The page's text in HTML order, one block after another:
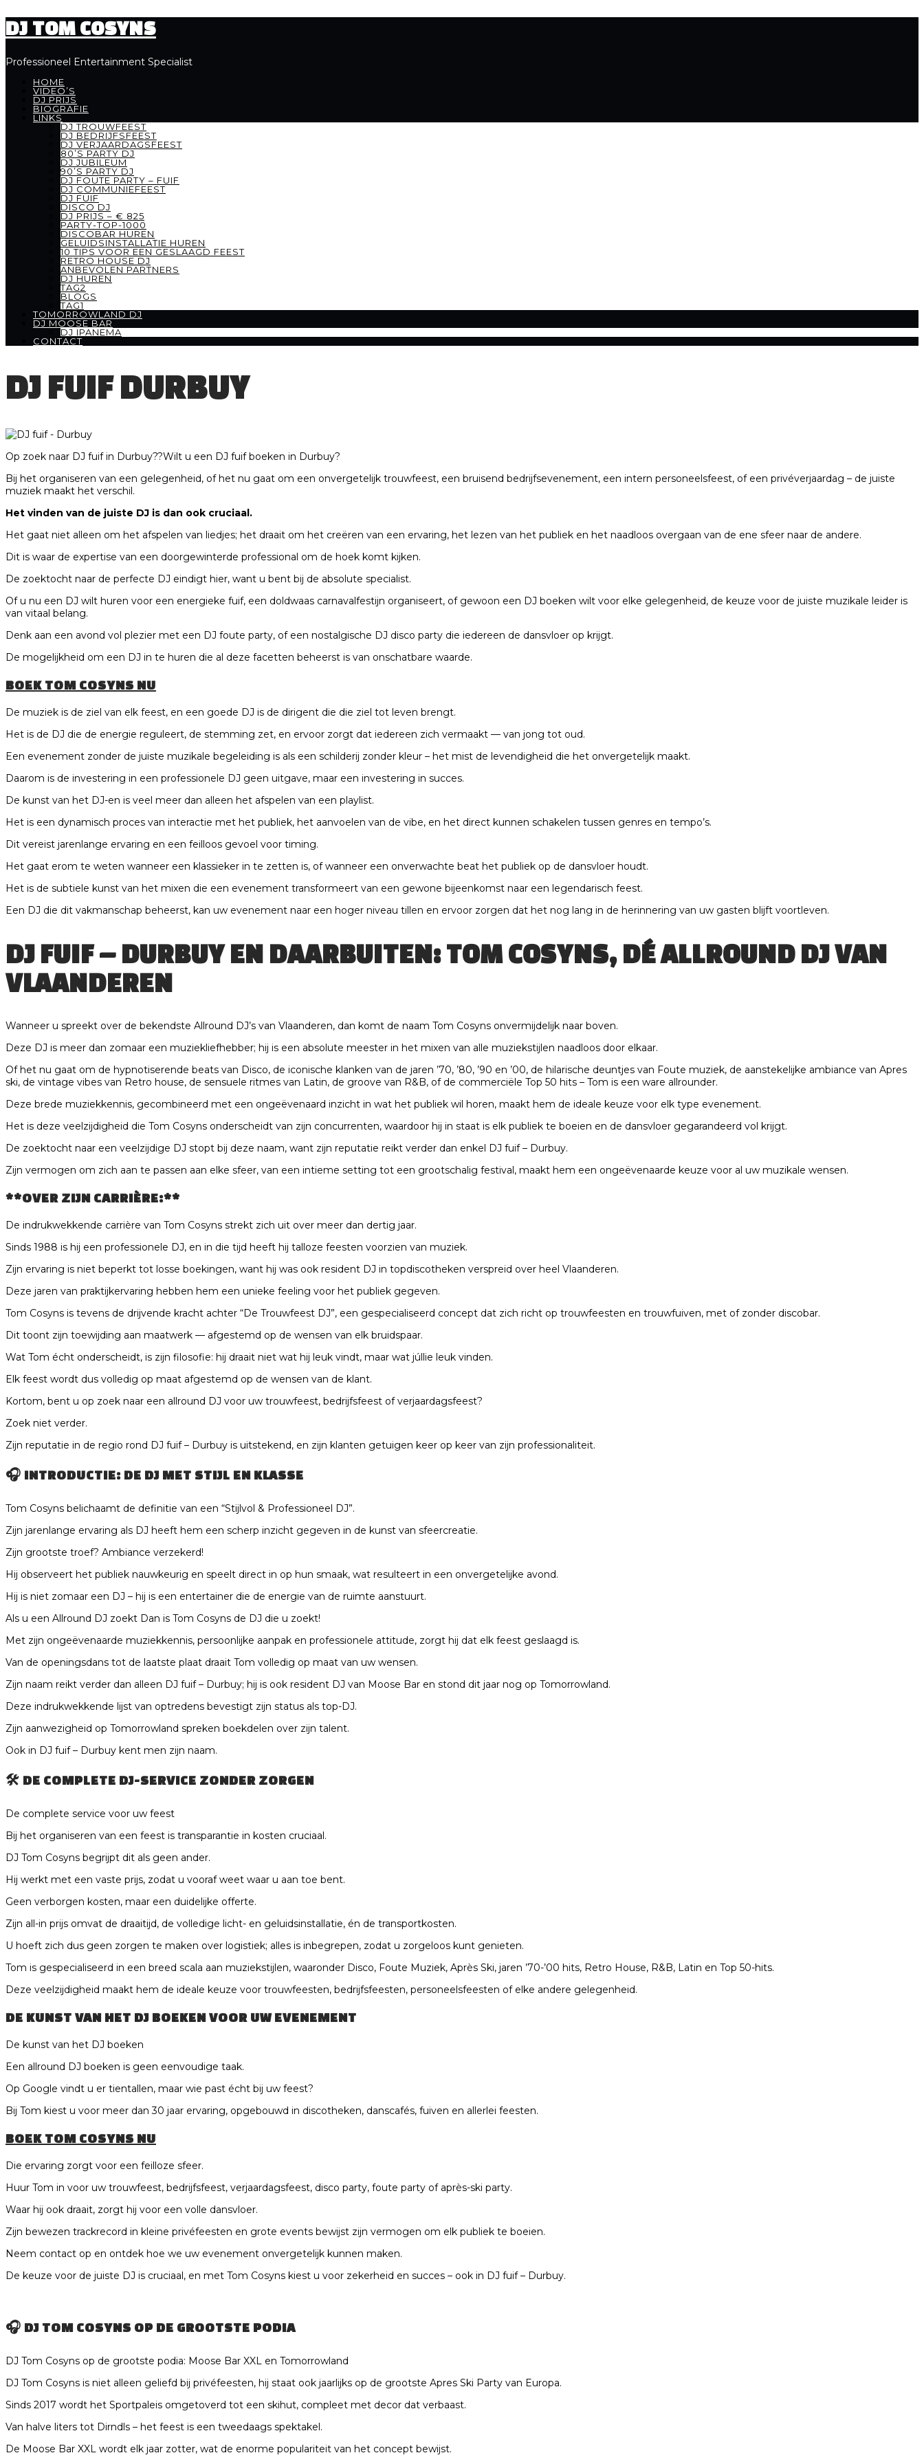
DJ TOM COSYNS
Professioneel Entertainment Specialist
HOME
VIDEO’S
DJ PRIJS
BIOGRAFIE
LINKS
DJ TROUWFEEST
DJ BEDRIJFSFEEST
DJ VERJAARDAGSFEEST
80’S PARTY DJ
DJ JUBILEUM
90’S PARTY DJ
DJ FOUTE PARTY – FUIF
DJ COMMUNIEFEEST
DJ FUIF
DISCO DJ
DJ PRIJS – € 825
PARTY-TOP-1000
DISCOBAR HUREN
GELUIDSINSTALLATIE HUREN
10 TIPS VOOR EEN GESLAAGD FEEST
RETRO HOUSE DJ
ANBEVOLEN PARTNERS
DJ HUREN
TAG2
BLOGS
TAG1
TOMORROWLAND DJ
DJ MOOSE BAR
DJ IPANEMA
CONTACT
DJ FUIF DURBUY
Op zoek naar DJ fuif in Durbuy??Wilt u een DJ fuif boeken in Durbuy?
Bij het organiseren van een gelegenheid, of het nu gaat om een onvergetelijk trouwfeest, een bruisend bedrijfsevenement, een intern personeelsfeest, of een privéverjaardag – de juiste
muziek maakt het verschil.
Het vinden van de juiste DJ is dan ook cruciaal.
Het gaat niet alleen om het afspelen van liedjes; het draait om het creëren van een ervaring, het lezen van het publiek en het naadloos overgaan van de ene sfeer naar de andere.
Dit is waar de expertise van een doorgewinterde professional om de hoek komt kijken.
De zoektocht naar de perfecte DJ eindigt hier, want u bent bij de absolute specialist.
Of u nu een DJ wilt huren voor een energieke fuif, een doldwaas carnavalfestijn organiseert, of gewoon een DJ boeken wilt voor elke gelegenheid, de keuze voor de juiste muzikale leider is
van vitaal belang.
Denk aan een avond vol plezier met een DJ foute party, of een nostalgische DJ disco party die iedereen de dansvloer op krijgt.
De mogelijkheid om een DJ in te huren die al deze facetten beheerst is van onschatbare waarde.
BOEK TOM COSYNS NU
De muziek is de ziel van elk feest, en een goede DJ is de dirigent die die ziel tot leven brengt.
Het is de DJ die de energie reguleert, de stemming zet, en ervoor zorgt dat iedereen zich vermaakt — van jong tot oud.
Een evenement zonder de juiste muzikale begeleiding is als een schilderij zonder kleur – het mist de levendigheid die het onvergetelijk maakt.
Daarom is de investering in een professionele DJ geen uitgave, maar een investering in succes.
De kunst van het DJ-en is veel meer dan alleen het afspelen van een playlist.
Het is een dynamisch proces van interactie met het publiek, het aanvoelen van de vibe, en het direct kunnen schakelen tussen genres en tempo’s.
Dit vereist jarenlange ervaring en een feilloos gevoel voor timing.
Het gaat erom te weten wanneer een klassieker in te zetten is, of wanneer een onverwachte beat het publiek op de dansvloer houdt.
Het is de subtiele kunst van het mixen die een evenement transformeert van een gewone bijeenkomst naar een legendarisch feest.
Een DJ die dit vakmanschap beheerst, kan uw evenement naar een hoger niveau tillen en ervoor zorgen dat het nog lang in de herinnering van uw gasten blijft voortleven.
DJ FUIF – DURBUY EN DAARBUITEN: TOM COSYNS, DÉ ALLROUND DJ VAN
VLAANDEREN
Wanneer u spreekt over de bekendste Allround DJ’s van Vlaanderen, dan komt de naam Tom Cosyns onvermijdelijk naar boven.
Deze DJ is meer dan zomaar een muziekliefhebber; hij is een absolute meester in het mixen van alle muziekstijlen naadloos door elkaar.
Of het nu gaat om de hypnotiserende beats van Disco, de iconische klanken van de jaren ’70, ’80, ’90 en ’00, de hilarische deuntjes van Foute muziek, de aanstekelijke ambiance van Apres
ski, de vintage vibes van Retro house, de sensuele ritmes van Latin, de groove van R&B, of de commerciële Top 50 hits – Tom is een ware allrounder.
Deze brede muziekkennis, gecombineerd met een ongeëvenaard inzicht in wat het publiek wil horen, maakt hem de ideale keuze voor elk type evenement.
Het is deze veelzijdigheid die Tom Cosyns onderscheidt van zijn concurrenten, waardoor hij in staat is elk publiek te boeien en de dansvloer gegarandeerd vol krijgt.
De zoektocht naar een veelzijdige DJ stopt bij deze naam, want zijn reputatie reikt verder dan enkel DJ fuif – Durbuy.
Zijn vermogen om zich aan te passen aan elke sfeer, van een intieme setting tot een grootschalig festival, maakt hem een ongeëvenaarde keuze voor al uw muzikale wensen.
**OVER ZIJN CARRIÈRE:**
De indrukwekkende carrière van Tom Cosyns strekt zich uit over meer dan dertig jaar.
Sinds 1988 is hij een professionele DJ, en in die tijd heeft hij talloze feesten voorzien van muziek.
Zijn ervaring is niet beperkt tot losse boekingen, want hij was ook resident DJ in topdiscotheken verspreid over heel Vlaanderen.
Deze jaren van praktijkervaring hebben hem een unieke feeling voor het publiek gegeven.
Tom Cosyns is tevens de drijvende kracht achter “De Trouwfeest DJ”, een gespecialiseerd concept dat zich richt op trouwfeesten en trouwfuiven, met of zonder discobar.
Dit toont zijn toewijding aan maatwerk — afgestemd op de wensen van elk bruidspaar.
Wat Tom écht onderscheidt, is zijn filosofie: hij draait niet wat hij leuk vindt, maar wat júllie leuk vinden.
Elk feest wordt dus volledig op maat afgestemd op de wensen van de klant.
Kortom, bent u op zoek naar een allround DJ voor uw trouwfeest, bedrijfsfeest of verjaardagsfeest?
Zoek niet verder.
Zijn reputatie in de regio rond DJ fuif – Durbuy is uitstekend, en zijn klanten getuigen keer op keer van zijn professionaliteit.
🎧 INTRODUCTIE: DE DJ MET STIJL EN KLASSE
Tom Cosyns belichaamt de definitie van een “Stijlvol & Professioneel DJ”.
Zijn jarenlange ervaring als DJ heeft hem een scherp inzicht gegeven in de kunst van sfeercreatie.
Zijn grootste troef? Ambiance verzekerd!
Hij observeert het publiek nauwkeurig en speelt direct in op hun smaak, wat resulteert in een onvergetelijke avond.
Hij is niet zomaar een DJ – hij is een entertainer die de energie van de ruimte aanstuurt.
Als u een Allround DJ zoekt Dan is Tom Cosyns de DJ die u zoekt!
Met zijn ongeëvenaarde muziekkennis, persoonlijke aanpak en professionele attitude, zorgt hij dat elk feest geslaagd is.
Van de openingsdans tot de laatste plaat draait Tom volledig op maat van uw wensen.
Zijn naam reikt verder dan alleen DJ fuif – Durbuy; hij is ook resident DJ van Moose Bar en stond dit jaar nog op Tomorrowland.
Deze indrukwekkende lijst van optredens bevestigt zijn status als top-DJ.
Zijn aanwezigheid op Tomorrowland spreken boekdelen over zijn talent.
Ook in DJ fuif – Durbuy kent men zijn naam.
🛠️ DE COMPLETE DJ-SERVICE ZONDER ZORGEN
De complete service voor uw feest
Bij het organiseren van een feest is transparantie in kosten cruciaal.
DJ Tom Cosyns begrijpt dit als geen ander.
Hij werkt met een vaste prijs, zodat u vooraf weet waar u aan toe bent.
Geen verborgen kosten, maar een duidelijke offerte.
Zijn all-in prijs omvat de draaitijd, de volledige licht- en geluidsinstallatie, én de transportkosten.
U hoeft zich dus geen zorgen te maken over logistiek; alles is inbegrepen, zodat u zorgeloos kunt genieten.
Tom is gespecialiseerd in een breed scala aan muziekstijlen, waaronder Disco, Foute Muziek, Après Ski, jaren ’70-’00 hits, Retro House, R&B, Latin en Top 50-hits.
Deze veelzijdigheid maakt hem de ideale keuze voor trouwfeesten, bedrijfsfeesten, personeelsfeesten of elke andere gelegenheid.
DE KUNST VAN HET DJ BOEKENVOOR UW EVENEMENT
De kunst van het DJ boeken
Een allround DJ boeken is geen eenvoudige taak.
Op Google vindt u er tientallen, maar wie past écht bij uw feest?
Bij Tom kiest u voor meer dan 30 jaar ervaring, opgebouwd in discotheken, danscafés, fuiven en allerlei feesten.
BOEK TOM COSYNS NU
Die ervaring zorgt voor een feilloze sfeer.
Huur Tom in voor uw trouwfeest, bedrijfsfeest, verjaardagsfeest, disco party, foute party of après-ski party.
Waar hij ook draait, zorgt hij voor een volle dansvloer.
Zijn bewezen trackrecord in kleine privéfeesten en grote events bewijst zijn vermogen om elk publiek te boeien.
Neem contact op en ontdek hoe we uw evenement onvergetelijk kunnen maken.
De keuze voor de juiste DJ is cruciaal, en met Tom Cosyns kiest u voor zekerheid en succes – ook in DJ fuif – Durbuy.
🎧 DJ TOM COSYNS OP DE GROOTSTE PODIA
DJ Tom Cosyns op de grootste podia: Moose Bar XXL en Tomorrowland
DJ Tom Cosyns is niet alleen geliefd bij privéfeesten, hij staat ook jaarlijks op de grootste Apres Ski Party van Europa.
Sinds 2017 wordt het Sportpaleis omgetoverd tot een skihut, compleet met decor dat verbaast.
Van halve liters tot Dirndls – het feest is een tweedaags spektakel.
De Moose Bar XXL wordt elk jaar zotter, wat de enorme populariteit van het concept bewijst.